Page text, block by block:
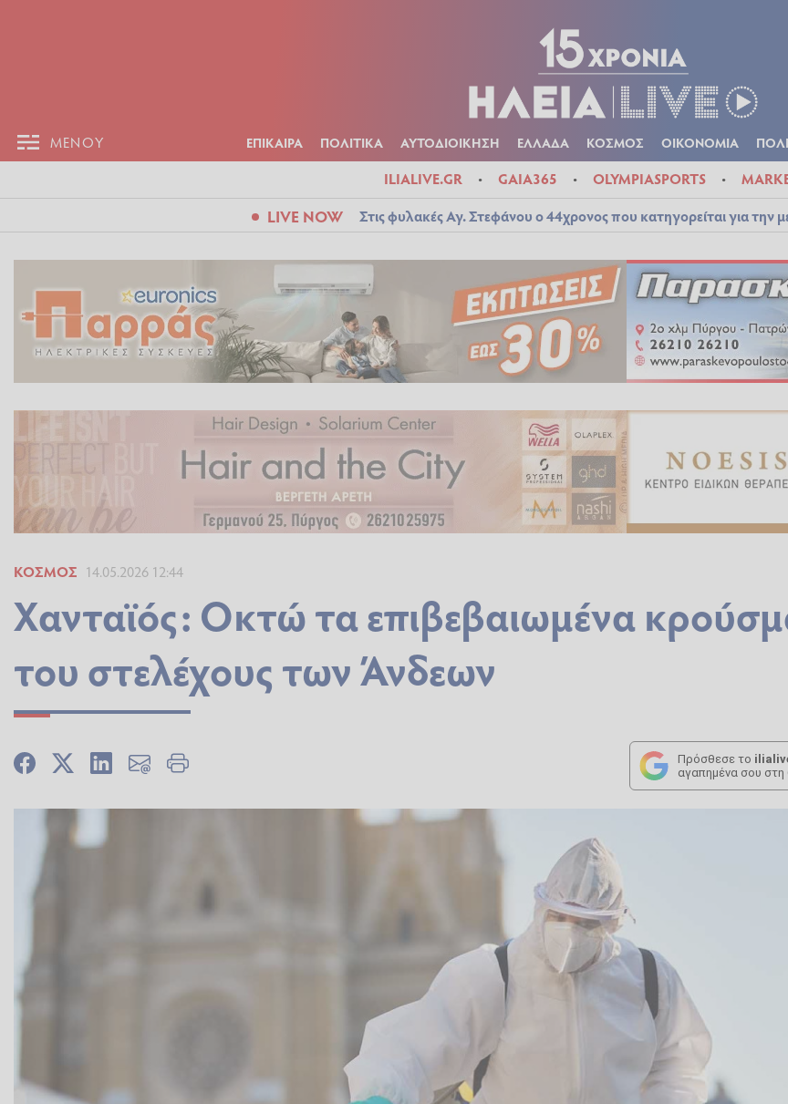
ΜΕΝΟΥ ΕΠΙΚΑΙΡΑ ΠΟΛΙΤΙΚΑ ΑΥΤΟΔΙΟΙΚΗΣΗ ΕΛΛΑΔΑ ΚΟΣΜΟΣ ΟΙΚΟΝΟΜΙΑ
ILIALIVE.GR GAIA365 OLYMPIASPORTS
LIVE NOW Στις φυλακές Αγ. Στεφάνου ο 44χρονος που κατηγορείται για την
ΚΌΣΜΟΣ 14.05.2026 12:44
Χανταϊός: Οκτώ τα επιβεβαιωμένα
του στελέχους των Άνδεων
Πρόσθεσε το
αγαπημένα σου στη